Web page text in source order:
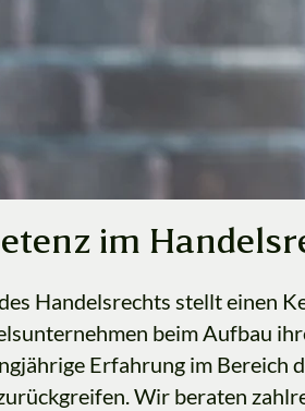
das Recht der Kaufleute und
im Wesentlichen auf dem
sollen einen reibungslosen
Abwicklung von
Gebräuchen und
im
Handelsrechts stellt einen
beim Aufbau
Erfahrung im Bereich
Wir beraten